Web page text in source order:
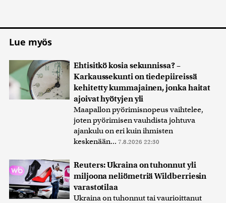
Lue myös
Ehtisitkö kosia sekunnissa? –
Karkaussekunti on tiedepiireissä
kehitetty kummajainen, jonka haitat
ajoivat hyötyjen yli
Maapallon pyörimisnopeus vaihtelee,
joten pyörimisen vauhdista johtuva
ajankulu on eri kuin ihmisten
keskenään... 7.8.2026 22:30
Reuters: Ukraina on tuhonnut yli
miljoona neliömetriä Wildberriesin
varastotilaa
Ukraina on tuhonnut tai vaurioittanut